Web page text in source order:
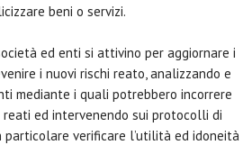
beni o servizi.
ed enti si attivino per aggiornare i
i nuovi rischi reato, analizzando e
mediante i quali potrebbero incorrere
ed intervenendo sui protocolli di
particolare verificare l’utilità ed idoneità